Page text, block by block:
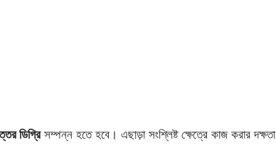
ডিগ্রিসম্পন্ন হতে হবে। এছাড়া সংশ্লিষ্ট ক্ষেত্রে কাজ করার দক্ষতা